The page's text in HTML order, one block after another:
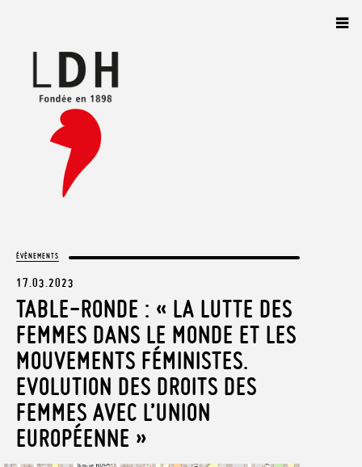
ÉVÈNEMENTS
17.03.2023
TABLE-RONDE : « LA LUTTE DES
FEMMES DANS LE MONDE ET LES
MOUVEMENTS FÉMINISTES.
EVOLUTION DES DROITS DES
FEMMES AVEC L’UNION
EUROPÉENNE »